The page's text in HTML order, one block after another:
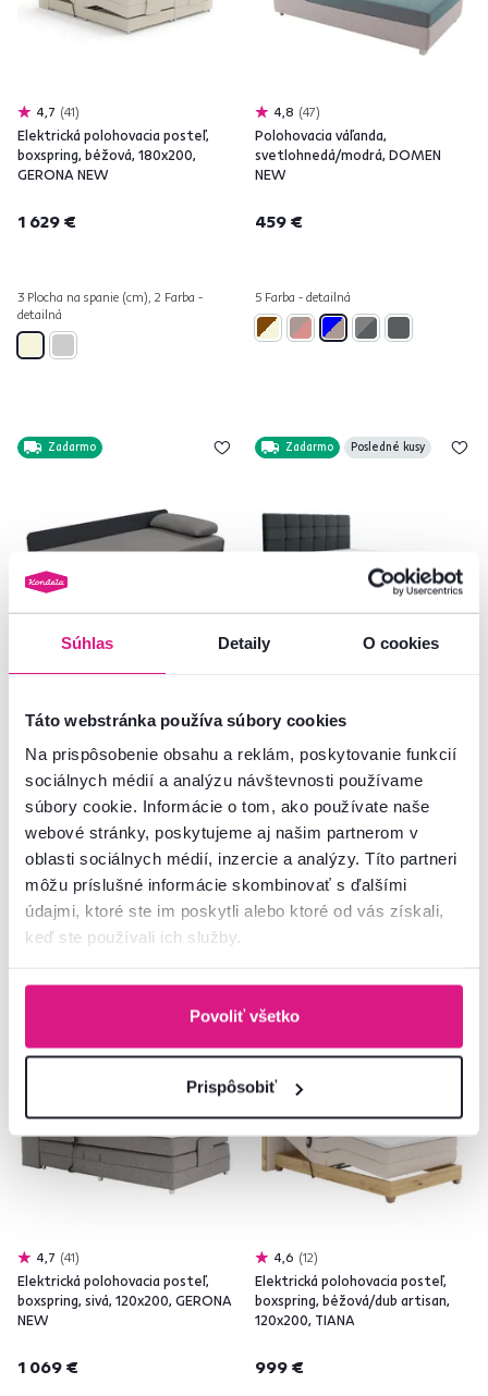
Súhlas Detaily O cookies
Táto webstránka používa súbory cookies
Na prispôsobenie obsahu a reklám, poskytovanie funkcií
sociálnych médií a analýzu návštevnosti používame
súbory cookie. Informácie o tom, ako používate naše
webové stránky, poskytujeme aj našim partnerom v
oblasti sociálnych médií, inzercie a analýzy. Títo partneri
môžu príslušné informácie skombinovať s ďalšími
údajmi, ktoré ste im poskytli alebo ktoré od vás získali,
keď ste používali ich služby.
Povoliť všetko
Prispôsobiť
4,7 41
Elektrická polohovacia posteľ,
boxspring, béžová, 180x200,
GERONA NEW
1 629 €
3 Plocha na spanie (cm), 2 Farba -
detailná
4,8 47
Polohovacia váľanda,
svetlohnedá/modrá, DOMEN
NEW
459 €
5 Farba - detailná
Zadarmo
sivá/tmavosivá, JALEN
4 Farba - detailná
Zadarmo Posledné kusy
sivá, BEST
3 Plocha na spanie (cm), 2 Farba -
detailná
4,7 41
Elektrická polohovacia posteľ,
boxspring, sivá, 120x200, GERONA
NEW
1 069 €
Zadarmo
4,6 12
Elektrická polohovacia posteľ,
boxspring, béžová/dub artisan,
120x200, TIANA
999 €